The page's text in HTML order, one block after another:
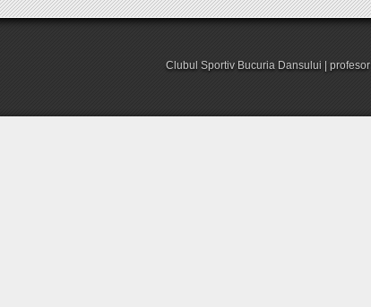
Clubul Sportiv Bucuria Dansului | profesor